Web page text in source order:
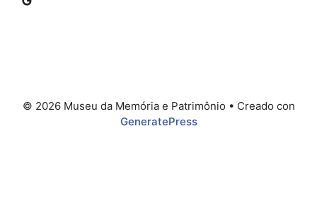
© 2026 Museu da Memória e Patrimônio • Creado con
GeneratePress